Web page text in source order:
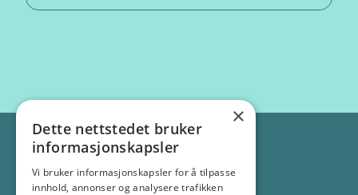
×
Dette nettstedet bruker
informasjonskapsler
Vi bruker informasjonskapsler for å tilpasse
innhold, annonser og analysere trafikken